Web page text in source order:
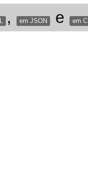
, em JSON e em